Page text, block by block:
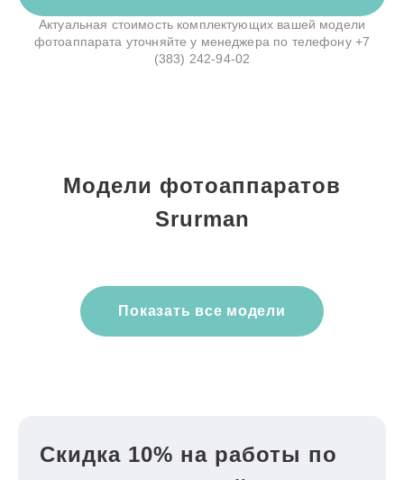
Актуальная стоимость комплектующих вашей модели
фотоаппарата уточняйте у менеджера по телефону +7
(383) 242-94-02
Модели фотоаппаратов
Srurman
Показать все модели
Скидка 10% на работы по